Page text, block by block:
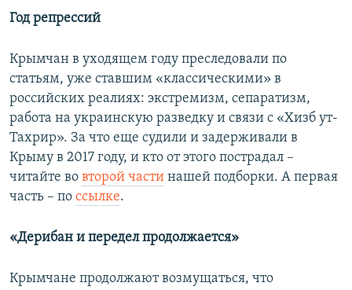
й
д
Год репрессий
Крымчан в уходящем году преследовали по
статьям, уже ставшим «классическими» в
российских реалиях: экстремизм, сепаратизм,
работа на украинскую разведку и связи с «Хизб ут-
Тахрир». За что еще судили и задерживали в
Крыму в 2017 году, и кто от этого пострадал –
читайте во второй части нашей подборки. А первая
часть – по ссылке.
«Дерибан и передел продолжается»
Крымчане продолжают возмущаться, что